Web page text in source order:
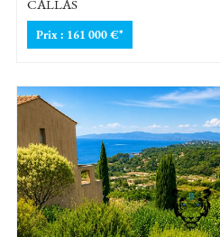
CALLAS
Prix : 161 000 €*